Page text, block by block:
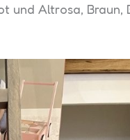
und Altrosa,